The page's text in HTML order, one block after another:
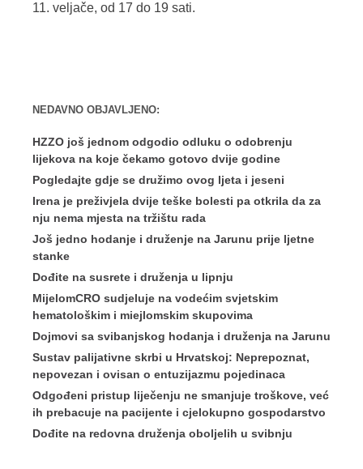
11. veljače, od 17 do 19 sati.
NEDAVNO OBJAVLJENO:
HZZO još jednom odgodio odluku o odobrenju
lijekova na koje čekamo gotovo dvije godine
Pogledajte gdje se družimo ovog ljeta i jeseni
Irena je preživjela dvije teške bolesti pa otkrila da za
nju nema mjesta na tržištu rada
Još jedno hodanje i druženje na Jarunu prije ljetne
stanke
Dođite na susrete i druženja u lipnju
MijelomCRO sudjeluje na vodećim svjetskim
hematološkim i miejlomskim skupovima
Dojmovi sa svibanjskog hodanja i druženja na Jarunu
Sustav palijativne skrbi u Hrvatskoj: Neprepoznat,
nepovezan i ovisan o entuzijazmu pojedinaca
Odgođeni pristup liječenju ne smanjuje troškove, već
ih prebacuje na pacijente i cjelokupno gospodarstvo
Dođite na redovna druženja oboljelih u svibnju